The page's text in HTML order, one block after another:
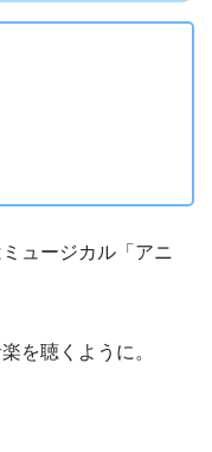
ュージカル「アニ
を聴くように。